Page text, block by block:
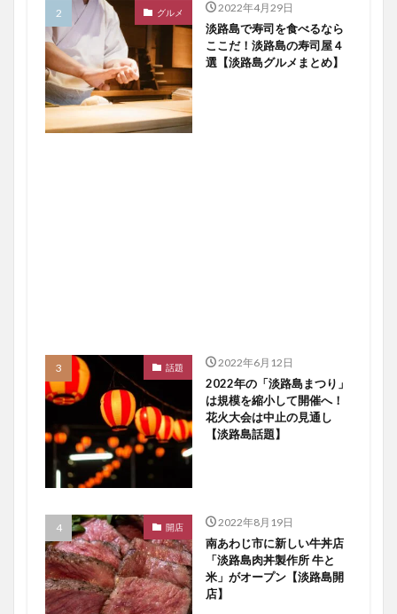
グルメ 2022年4月29日
淡路島で寿司を食べるなら
ここだ！淡路島の寿司屋４
選【淡路島グルメまとめ】
話題 2022年6月12日
2022年の「淡路島まつり」
は規模を縮小して開催へ！
花火大会は中止の見通し
【淡路島話題】
開店 2022年8月19日
南あわじ市に新しい牛丼店
「淡路島肉丼製作所 牛と
米」がオープン【淡路島開
店】